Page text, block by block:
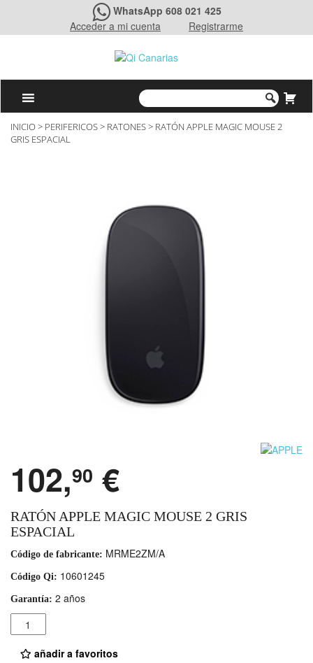
WhatsApp 608 021 425
Acceder a mi cuenta
Registrarme
INICIO > PERIFERICOS> RATONES> RATÓN APPLE MAGIC MOUSE 2
GRIS ESPACIAL
102,90 €
RATÓN APPLE MAGIC MOUSE 2 GRIS
ESPACIAL
Código de fabricante: MRME2ZM/A
Código Qi: 10601245
Garantía: 2 años
Cantidad
añadir a favoritos